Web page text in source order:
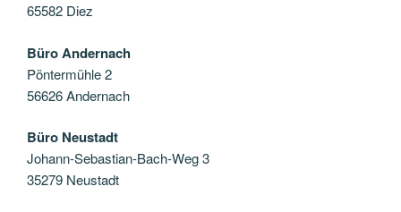
65582 Diez
Büro Andernach
Pöntermühle 2
56626 Andernach
Büro Neustadt
Johann-Sebastian-Bach-Weg 3
35279 Neustadt